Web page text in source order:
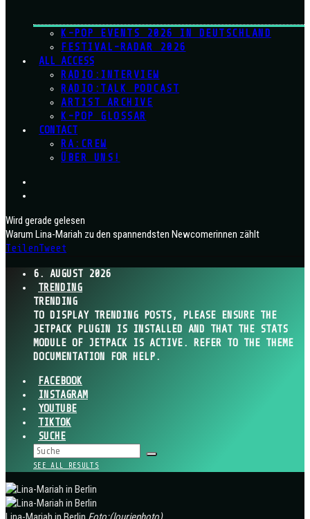
K-POP EVENTS 2026 IN DEUTSCHLAND
FESTIVAL-RADAR 2026
ALL ACCESS
RADIO:INTERVIEW
RADIO:TALK PODCAST
ARTIST ARCHIVE
K-POP GLOSSAR
CONTACT
RA:CREW
ÜBER UNS!
Wird gerade gelesen
Warum Lina-Mariah zu den spannendsten Newcomerinnen zählt
TeilenTweet
6. AUGUST 2026
TRENDING
TRENDING
TO DISPLAY TRENDING POSTS, PLEASE ENSURE THE
JETPACK PLUGIN IS INSTALLED AND THAT THE STATS
MODULE OF JETPACK IS ACTIVE. REFER TO THE THEME
DOCUMENTATION FOR HELP.
FACEBOOK
INSTAGRAM
YOUTUBE
TIKTOK
SUCHE
SEE ALL RESULTS